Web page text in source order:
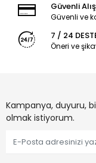
Güvenli
Güvenli ve
7 / 24
Öneri ve
Kampanya, duyuru,
olmak istiyorum.